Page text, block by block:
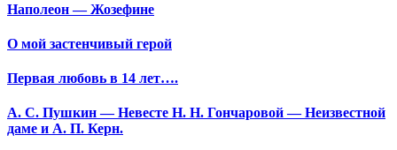
Наполеон — Жозефине
О мой застенчивый герой
Первая любовь в 14 лет….
А. С. Пушкин — Невесте Н. Н. Гончаровой — Неизвестной
даме и А. П. Керн.